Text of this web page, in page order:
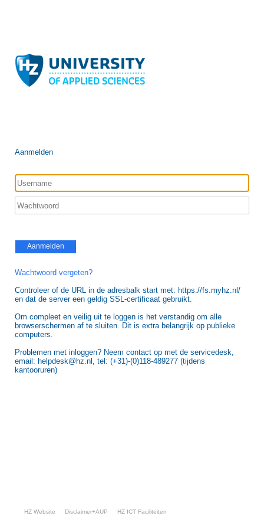
Aanmelden
Aanmelden
Wachtwoord vergeten?
Controleer of de URL in de adresbalk start met: https://fs.myhz.nl/
en dat de server een geldig SSL-certificaat gebruikt.
Om compleet en veilig uit te loggen is het verstandig om alle
browserschermen af te sluiten. Dit is extra belangrijk op publieke
computers.
Problemen met inloggen? Neem contact op met de servicedesk,
email: helpdesk@hz.nl, tel: (+31)-(0)118-489277 (tijdens
kantooruren)
HZ Website Disclaimer+AUP HZ ICT Faciliteiten